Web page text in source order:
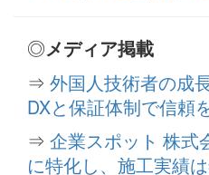
◎メディア掲載
⇒ 外国人技術者の成
DXと保証体制で信頼
⇒ 企業スポット 株式
に特化し、施工実績